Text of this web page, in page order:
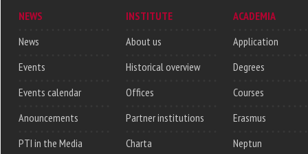
NEWS
News
Events
Events calendar
Anouncements
PTI in the Media
INSTITUTE
About us
Historical overview
Offices
Partner institutions
Charta
ACADEMIA
Application
Degrees
Courses
Erasmus
Neptun